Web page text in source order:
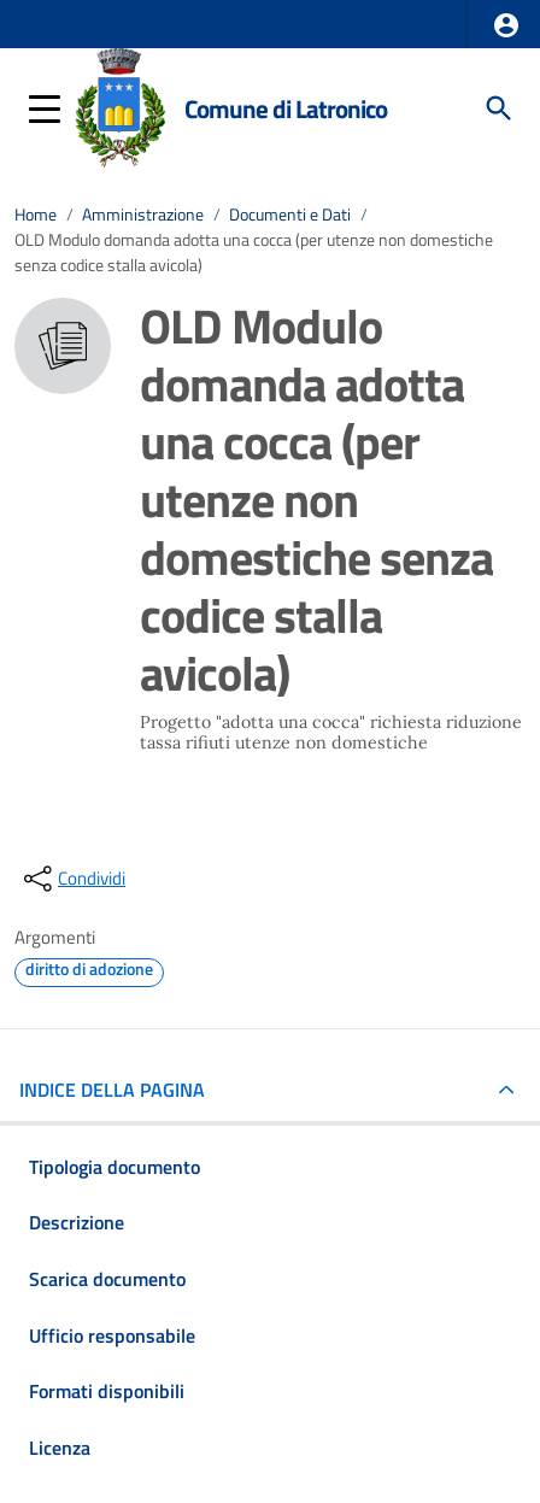
Comune di Latronico
Home / Amministrazione / Documenti e Dati /
OLD Modulo domanda adotta una cocca (per utenze non domestiche
senza codice stalla avicola)
OLD Modulo
domanda adotta
una cocca (per
utenze non
domestiche senza
codice stalla
avicola)
Progetto "adotta una cocca" richiesta riduzione
tassa rifiuti utenze non domestiche
Condividi
Argomenti
diritto di adozione
INDICE DELLA PAGINA
Tipologia documento
Descrizione
Scarica documento
Ufficio responsabile
Formati disponibili
Licenza